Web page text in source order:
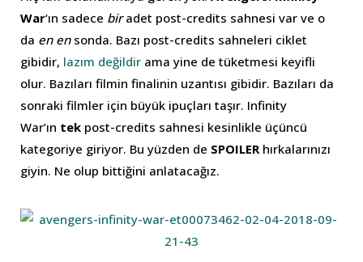
War‘ın sadece biradet post-credits sahnesi var ve o
da en en sonda. Bazı post-credits sahneleri ciklet
gibidir, lazım değildir ama yine de tüketmesi keyifli
olur. Bazıları filmin finalinin uzantısı gibidir. Bazıları da
sonraki filmler için büyük ipuçları taşır. Infinity
War’ın tek post-credits sahnesi kesinlikle üçüncü
kategoriye giriyor. Bu yüzden de SPOILERhırkalarınızı
giyin. Ne olup bittiğini anlatacağız.